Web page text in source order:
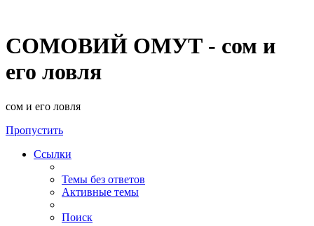
СОМОВИЙ ОМУТ - сом и
его ловля
сом и его ловля
Пропустить
Ссылки
Темы без ответов
Активные темы
Поиск